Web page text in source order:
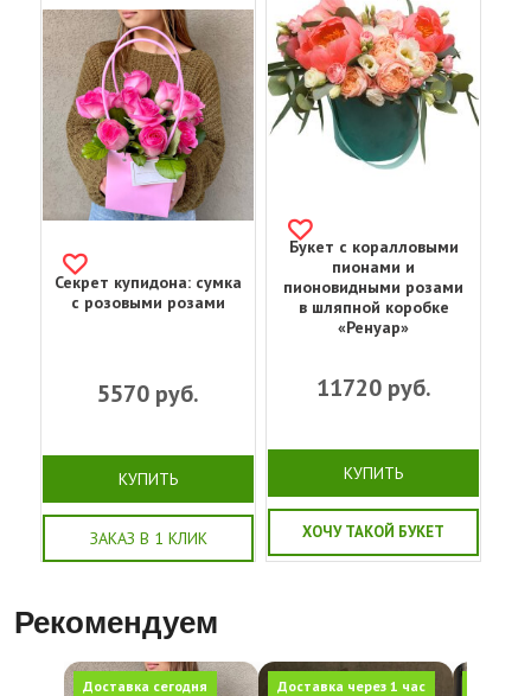
Секрет купидона: сумка
с розовыми розами
5570 руб.
КУПИТЬ
ЗАКАЗ В 1 КЛИК
Букет с коралловыми
пионами и
пионовидными розами
в шляпной коробке
«Ренуар»
11720руб.
КУПИТЬ
ХОЧУ ТАКОЙ БУКЕТ
Рекомендуем
Доставка сегодня Доставка через 1 час